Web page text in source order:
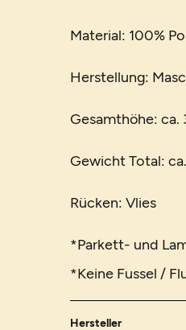
Material: 100%
Herstellung:
Gesamthöhe: ca.
Gewicht Total:
Rücken: Vlies
*Parkett- und
*Keine Fussel /
Hersteller